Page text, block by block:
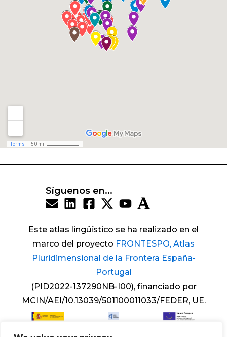
Síguenos en...
Este atlas lingüístico se ha realizado en el
marco del proyecto FRONTESPO, Atlas
Pluridimensional de la Frontera España-
Portugal
(PID2022-137290NB-I00), financiado por
MCIN/AEI/10.13039/501100011033/FEDER, UE.